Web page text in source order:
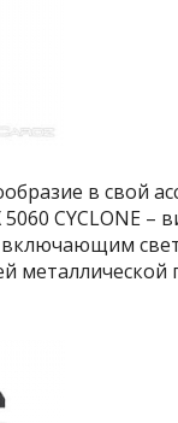
в свой
CYCLONE –
металлической